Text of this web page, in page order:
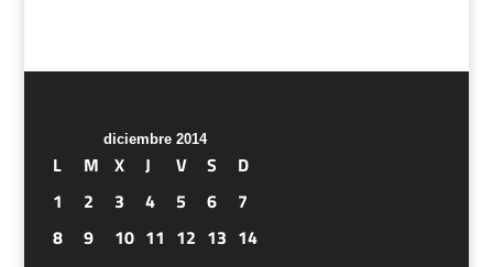
diciembre 2014
L M X J V S
D
1
2 3 4 5 6
7
8
9 10 11 12 13 14